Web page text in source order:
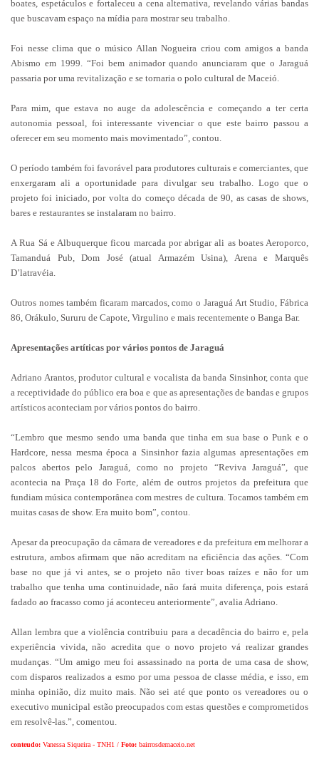
boates, espetáculos e fortaleceu a cena alternativa, revelando várias bandas
que buscavam espaço na mídia para mostrar seu trabalho.
Foi nesse clima que o músico Allan Nogueira criou com amigos a banda
Abismo em 1999. “Foi bem animador quando anunciaram que o Jaraguá
passaria por uma revitalização e se tornaria o polo cultural de Maceió.
Para mim, que estava no auge da adolescência e começando a ter certa
autonomia pessoal, foi interessante vivenciar o que este bairro passou a
oferecer em seu momento mais movimentado”, contou.
O período também foi favorável para produtores culturais e comerciantes, que
enxergaram ali a oportunidade para divulgar seu trabalho. Logo que o
projeto foi iniciado, por volta do começo década de 90, as casas de shows,
bares e restaurantes se instalaram no bairro.
A Rua Sá e Albuquerque ficou marcada por abrigar ali as boates Aeroporco,
Tamanduá Pub, Dom José (atual Armazém Usina), Arena e Marquês
D’latravéia.
Outros nomes também ficaram marcados, como o Jaraguá Art Studio, Fábrica
86, Orákulo, Sururu de Capote, Virgulino e mais recentemente o Banga Bar.
Apresentações artíticas por vários pontos de Jaraguá
Adriano Arantos, produtor cultural e vocalista da banda Sinsinhor, conta que
a receptividade do público era boa e que as apresentações de bandas e grupos
artísticos aconteciam por vários pontos do bairro.
“Lembro que mesmo sendo uma banda que tinha em sua base o Punk e o
Hardcore, nessa mesma época a Sinsinhor fazia algumas apresentações em
palcos abertos pelo Jaraguá, como no projeto “Reviva Jaraguá”, que
acontecia na Praça 18 do Forte, além de outros projetos da prefeitura que
fundiam música contemporânea com mestres de cultura. Tocamos também em
muitas casas de show. Era muito bom”, contou.
Apesar da preocupação da câmara de vereadores e da prefeitura em melhorar a
estrutura, ambos afirmam que não acreditam na eficiência das ações. “Com
base no que já vi antes, se o projeto não tiver boas raízes e não for um
trabalho que tenha uma continuidade, não fará muita diferença, pois estará
fadado ao fracasso como já aconteceu anteriormente”, avalia Adriano.
Allan lembra que a violência contribuiu para a decadência do bairro e, pela
experiência vivida, não acredita que o novo projeto vá realizar grandes
mudanças. “Um amigo meu foi assassinado na porta de uma casa de show,
com disparos realizados a esmo por uma pessoa de classe média, e isso, em
minha opinião, diz muito mais. Não sei até que ponto os vereadores ou o
executivo municipal estão preocupados com estas questões e comprometidos
em resolvê-las.”, comentou.
conteudo: Vanessa Siqueira - TNH1 / Foto: bairrosdemaceio.net